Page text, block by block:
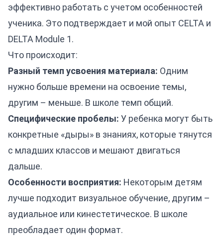
эффективно работать с учетом особенностей
ученика. Это подтверждает и мой опыт CELTA и
DELTA Module 1.
Что происходит:
Разный темп усвоения материала: Одним
нужно больше времени на освоение темы,
другим – меньше. В школе темп общий.
Специфические пробелы: У ребенка могут быть
конкретные «дыры» в знаниях, которые тянутся
с младших классов и мешают двигаться
дальше.
Особенности восприятия: Некоторым детям
лучше подходит визуальное обучение, другим –
аудиальное или кинестетическое. В школе
преобладает один формат.